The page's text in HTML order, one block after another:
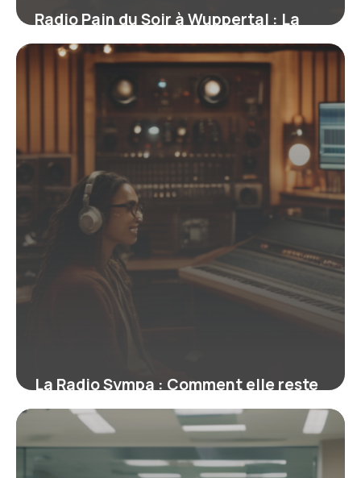
Radio Pain du Soir à Wuppertal : La
révélation chrétienne en Allemagne
La Radio Sympa : Comment elle reste
un média incontournable malgré l’ère
numérique